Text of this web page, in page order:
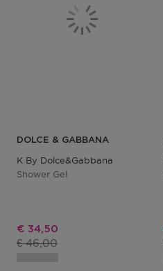
DOLCE & GABBANA
K By Dolce&gabbana
Shower Gel
Kortingsprijs
€ 34,50
Productprijs
€ 46,00